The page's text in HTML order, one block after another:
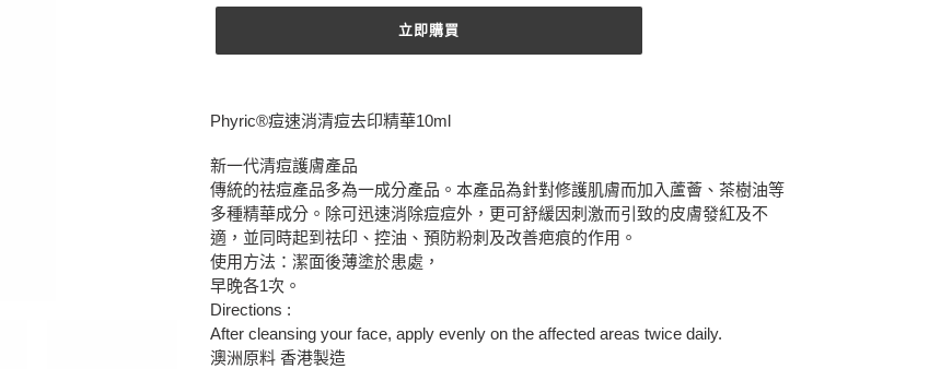
立即購買
在
產
品
加
入
您
的
購
物
車
Phyric®痘速消清痘去印精華10ml
新一代清痘護膚產品
傳統的祛痘產品多為一成分產品。本產品為針對修護肌膚而加入蘆薈、茶樹油等
多種精華成分。除可迅速消除痘痘外，更可舒緩因刺激而引致的皮膚發紅及不
適，並同時起到祛印、控油、預防粉刺及改善疤痕的作用。
使用方法：潔面後薄塗於患處，
早晚各1次。
Directions :
After cleansing your face, apply evenly on the affected areas twice daily.
澳洲原料 香港製造